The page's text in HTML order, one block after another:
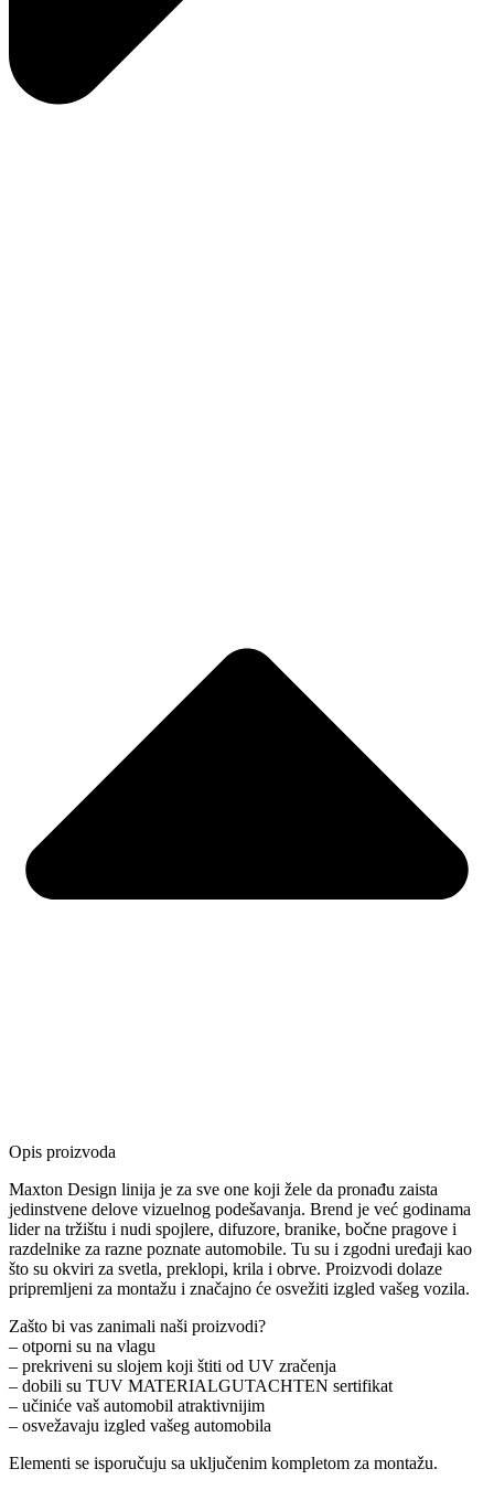
Opis proizvoda
Maxton Design linija je za sve one koji žele da pronađu zaista
jedinstvene delove vizuelnog podešavanja. Brend je već godinama
lider na tržištu i nudi spojlere, difuzore, branike, bočne pragove i
razdelnike za razne poznate automobile. Tu su i zgodni uređaji kao
što su okviri za svetla, preklopi, krila i obrve. Proizvodi dolaze
pripremljeni za montažu i značajno će osvežiti izgled vašeg vozila.
Zašto bi vas zanimali naši proizvodi?
– otporni su na vlagu
– prekriveni su slojem koji štiti od UV zračenja
– dobili su TUV MATERIALGUTACHTEN sertifikat
– učiniće vaš automobil atraktivnijim
– osvežavaju izgled vašeg automobila
Elementi se isporučuju sa uključenim kompletom za montažu.